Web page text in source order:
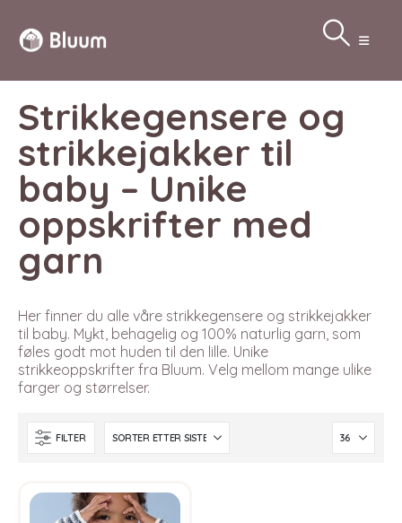
Strikkegensere og
strikkejakker til
baby – Unike
oppskrifter med
garn
Her finner du alle våre strikkegensere og strikkejakker
til baby. Mykt, behagelig og 100% naturlig garn, som
føles godt mot huden til den lille. Unike
strikkeoppskrifter fra Bluum. Velg mellom mange ulike
farger og størrelser.
FILTER